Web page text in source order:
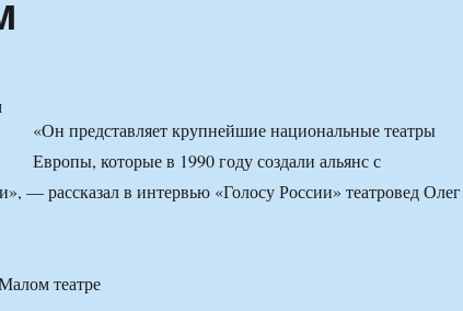
«Он представляет крупнейшие национальные театры
Европы, которые в 1990 году создали альянс с
— рассказал в интервью «Голосу России» театровед Олег
театре